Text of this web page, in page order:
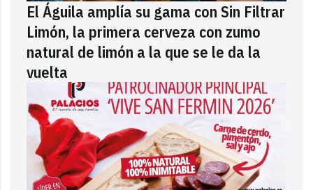
El Águila amplía su gama con Sin Filtrar
Limón, la primera cerveza con zumo
natural de limón a la que se le da la
vuelta